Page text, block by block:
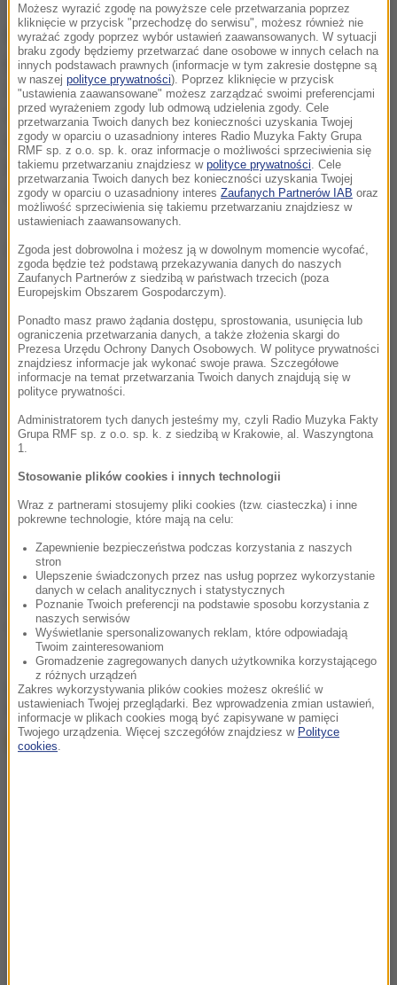
Na wiadukcie oprócz jezdni będzie też ciąg pieszy,
pozwalający przemieszczać się pomiędzy ulicami
Zadziele i Widokową. Dodatkowo powstaną pasy
włączania na DK7, chodniki o długości 750 m oraz
nowa kanalizacja deszczowa. Koszt inwestycji
finansowanej z budżetu państwa to prawie 32 mln
zł.
Dalsza część artykułu pod materiałem video:
Źródło: RMF24
Tagi:Zakopianka ruch drogowyutrudnienia dla kierowców
chcesz widzieć więcej artykułów od RMF24?dodaj w
Google
Możesz wyrazić zgodę na powyższe cele przetwarzania poprzez
kliknięcie w przycisk "przechodzę do serwisu", możesz również nie
wyrażać zgody poprzez wybór ustawień zaawansowanych. W sytuacji
braku zgody będziemy przetwarzać dane osobowe w innych celach na
innych podstawach prawnych (informacje w tym zakresie dostępne są
w naszej polityce prywatności). Poprzez kliknięcie w przycisk
"ustawienia zaawansowane" możesz zarządzać swoimi preferencjami
przed wyrażeniem zgody lub odmową udzielenia zgody. Cele
przetwarzania Twoich danych bez konieczności uzyskania Twojej
zgody w oparciu o uzasadniony interes Radio Muzyka Fakty Grupa
RMF sp. z o.o. sp. k. oraz informacje o możliwości sprzeciwienia się
takiemu przetwarzaniu znajdziesz w polityce prywatności . Cele
przetwarzania Twoich danych bez konieczności uzyskania Twojej
zgody w oparciu o uzasadniony interes Zaufanych Partnerów IAB oraz
możliwość sprzeciwienia się takiemu przetwarzaniu znajdziesz w
ustawieniach zaawansowanych.
Zgoda jest dobrowolna i możesz ją w dowolnym momencie wycofać,
zgoda będzie też podstawą przekazywania danych do naszych
Zaufanych Partnerów z siedzibą w państwach trzecich (poza
Europejskim Obszarem Gospodarczym).
Ponadto masz prawo żądania dostępu, sprostowania, usunięcia lub
ograniczenia przetwarzania danych, a także złożenia skargi do
Prezesa Urzędu Ochrony Danych Osobowych. W polityce prywatności
znajdziesz informacje jak wykonać swoje prawa. Szczegółowe
informacje na temat przetwarzania Twoich danych znajdują się w
polityce prywatności.
Administratorem tych danych jesteśmy my, czyli Radio Muzyka Fakty
Grupa RMF sp. z o.o. sp. k. z siedzibą w Krakowie, al. Waszyngtona
1.
Stosowanie plików cookies i innych technologii
Wraz z partnerami stosujemy pliki cookies (tzw. ciasteczka) i inne
pokrewne technologie, które mają na celu:
Zapewnienie bezpieczeństwa podczas korzystania z naszych
stron
Ulepszenie świadczonych przez nas usług poprzez wykorzystanie
danych w celach analitycznych i statystycznych
Poznanie Twoich preferencji na podstawie sposobu korzystania z
naszych serwisów
Wyświetlanie spersonalizowanych reklam, które odpowiadają
Twoim zainteresowaniom
Gromadzenie zagregowanych danych użytkownika korzystającego
z różnych urządzeń
Zakres wykorzystywania plików cookies możesz określić w
ustawieniach Twojej przeglądarki. Bez wprowadzenia zmian ustawień,
informacje w plikach cookies mogą być zapisywane w pamięci
Twojego urządzenia. Więcej szczegółów znajdziesz w Polityce
cookies